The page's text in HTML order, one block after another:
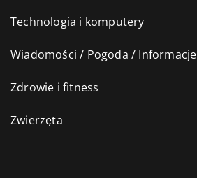
Technologia i komputery
Wiadomości / Pogoda / Informacje
Zdrowie i fitness
Zwierzęta